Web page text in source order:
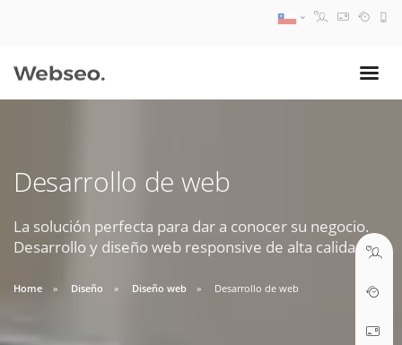
Desarrollo de web
La solución perfecta para dar a conocer su negocio.
Desarrollo y diseño web responsive de alta calidad.
Home Diseño Diseño web Desarrollo de web
09:30 AM A 18:30 PM
soporte@webseo.cl